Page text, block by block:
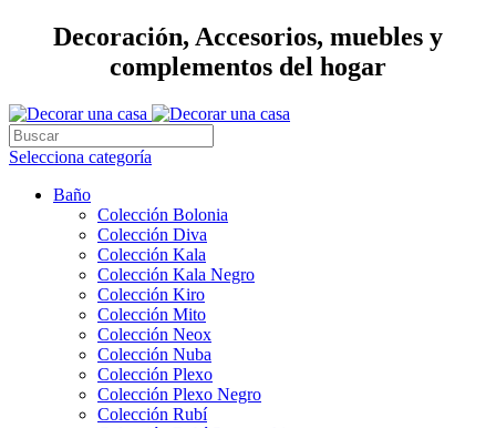
Decoración, Accesorios, muebles y
complementos del hogar
Selecciona categoría
Baño
Colección Bolonia
Colección Diva
Colección Kala
Colección Kala Negro
Colección Kiro
Colección Mito
Colección Neox
Colección Nuba
Colección Plexo
Colección Plexo Negro
Colección Rubí